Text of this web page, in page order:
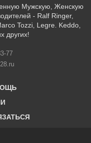
Мужскую, Женскую
- Ralf Ringer,
Tozzi, Legre. Keddo,
других!
77